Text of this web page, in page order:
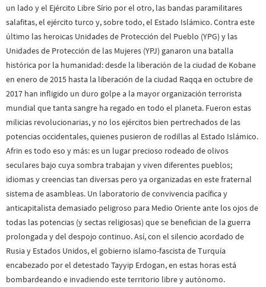
un lado y el Ejército Libre Sírio por el otro, las bandas paramilitares
salafitas, el ejército turco y, sobre todo, el Estado Islámico. Contra este
último las heroicas Unidades de Protección del Pueblo (YPG) y las
Unidades de Protección de las Mujeres (YPJ) ganaron una batalla
histórica por la humanidad: desde la liberación de la ciudad de Kobane
en enero de 2015 hasta la liberación de la ciudad Raqqa en octubre de
2017 han infligido un duro golpe a la mayor organización terrorista
mundial que tanta sangre ha regado en todo el planeta. Fueron estas
milicias revolucionarias, y no los ejércitos bien pertrechados de las
potencias occidentales, quienes pusieron de rodillas al Estado Islámico.
Afrin es todo eso y más: es un lugar precioso rodeado de olivos
seculares bajo cuya sombra trabajan y viven diferentes pueblos;
idiomas y creencias tan diversas pero ya organizadas en este fraternal
sistema de asambleas. Un laboratorio de convivencia pacífica y
anticapitalista demasiado peligroso para Medio Oriente ante los ojos de
todas las potencias (y sectas religiosas) que se benefician de la guerra
prolongada y del despojo continuo. Así, con el silencio acordado de
Rusia y Estados Unidos, el gobierno islamo-fascista de Turquía
encabezado por el detestado Tayyip Erdogan, en estas horas está
bombardeando e invadiendo este territorio libre y autónomo.